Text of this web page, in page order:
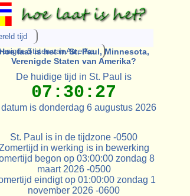
tijd
Staten van Amerika
laat is het in St. Paul, Minnesota,
Verenigde Staten van Amerika?
De huidige tijd in St. Paul is
07:30:27
datum is donderdag 6 augustus 2026
St. Paul is in de tijdzone -0500
in werking is in bewerking
begon op 03:00:00 zondag 8
maart 2026 -0500
eindigt op 01:00:00 zondag 1
november 2026 -0600